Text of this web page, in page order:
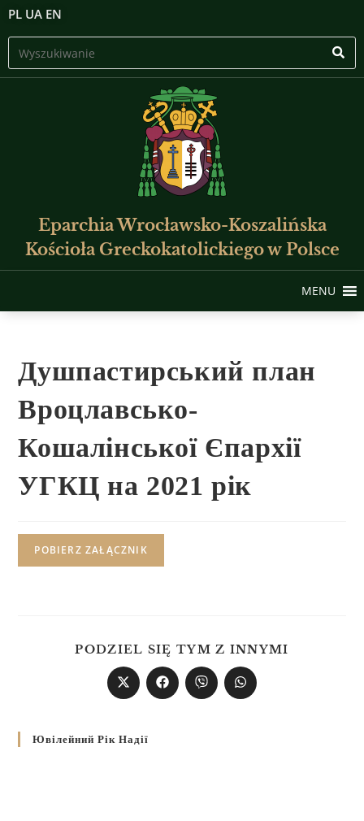
PL UA EN
Eparchia Wrocławsko-Koszalińska
Kościoła Greckokatolickiego w Polsce
MENU
Душпастирський план
Вроцлавсько-
Кошалінської Єпархії
УГКЦ на 2021 рік
POBIERZ ZAŁĄCZNIK
PODZIEL SIĘ TYM Z INNYMI
Ювілейний Рік Надії